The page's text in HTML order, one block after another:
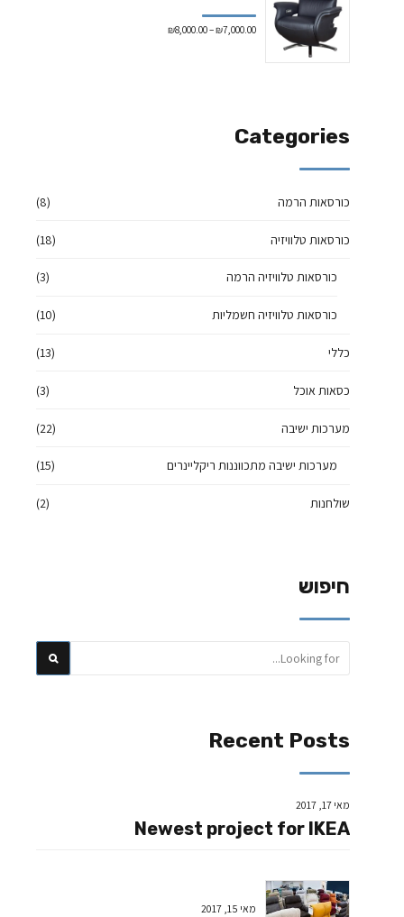
₪7,000.00
–
₪8,000.00
Categories
כורסאות הרמה (8)
כורסאות טלוויזיה (18)
כורסאות טלוויזיה הרמה (3)
כורסאות טלוויזיה חשמליות (10)
כללי (13)
כסאות אוכל (3)
מערכות ישיבה (22)
מערכות ישיבה מתכווננות ריקליינרים (15)
שולחנות (2)
חיפוש
Recent Posts
מאי 17, 2017
Newest project for IKEA
מאי 15, 2017